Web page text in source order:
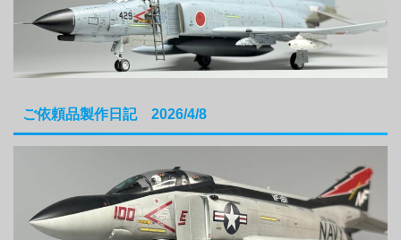
ご依頼品製作日記 2026/4/8